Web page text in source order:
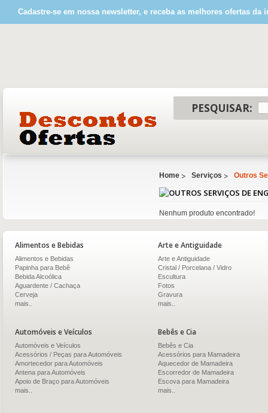
Cadastre-se em nossa newsletter, e receba as melhores ofertas da
PESQUISAR:
Home Serviços Outros
Nenhum produto encontrado!
Alimentos e Bebidas
Alimentos e Bebidas
Papinha para Bebê
Bebida Alcoólica
Aguardente / Cachaça
Cerveja
mais..
Arte e Antiguidade
Arte e Antiguidade
Cristal / Porcelana / Vidro
Escultura
Fotos
Gravura
mais..
Automóveis e Veículos
Automóveis e Veículos
Acessórios / Peças para Automóveis
Amortecedor para Automóveis
Antena para Automóveis
Apoio de Braço para Automóveis
mais..
Bebês e Cia
Bebês e Cia
Acessórios para Mamadeira
Aquecedor de Mamadeira
Escorredor de Mamadeira
Escova para Mamadeira
mais..